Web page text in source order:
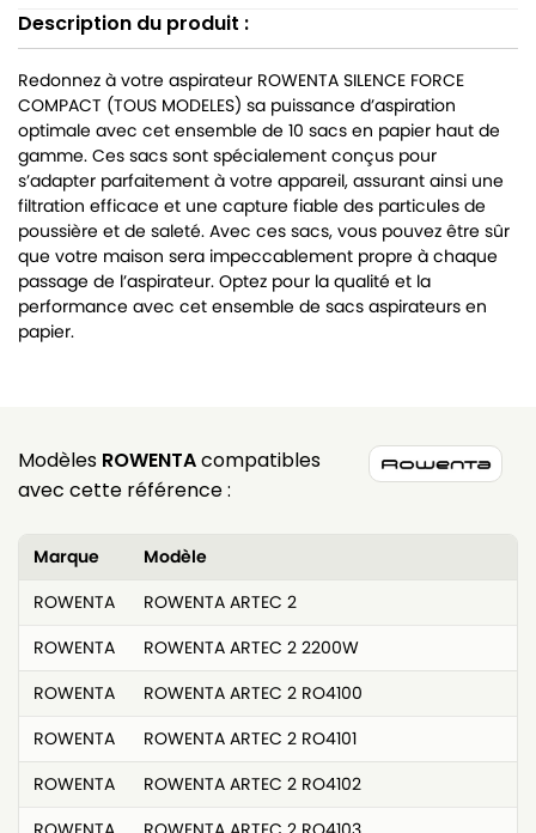
Description du produit :
Redonnez à votre aspirateur ROWENTA SILENCE FORCE
COMPACT (TOUS MODELES) sa puissance d’aspiration
optimale avec cet ensemble de 10 sacs en papier haut de
gamme. Ces sacs sont spécialement conçus pour
s’adapter parfaitement à votre appareil, assurant ainsi une
filtration efficace et une capture fiable des particules de
poussière et de saleté. Avec ces sacs, vous pouvez être sûr
que votre maison sera impeccablement propre à chaque
passage de l’aspirateur. Optez pour la qualité et la
performance avec cet ensemble de sacs aspirateurs en
papier.
Modèles ROWENTAcompatibles
avec cette référence :
Marque
Modèle
ROWENTA
ROWENTA ARTEC 2
ROWENTA
ROWENTA ARTEC 2 2200W
ROWENTA
ROWENTA ARTEC 2 RO4100
ROWENTA
ROWENTA ARTEC 2 RO4101
ROWENTA
ROWENTA ARTEC 2 RO4102